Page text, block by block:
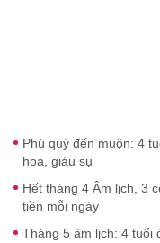
Phú quý đến muộn: 4
hoa, giàu sụ
Hết tháng 4 Âm lịch, 3
tiền mỗi ngày
Tháng 5 âm lịch: 4 tuổi